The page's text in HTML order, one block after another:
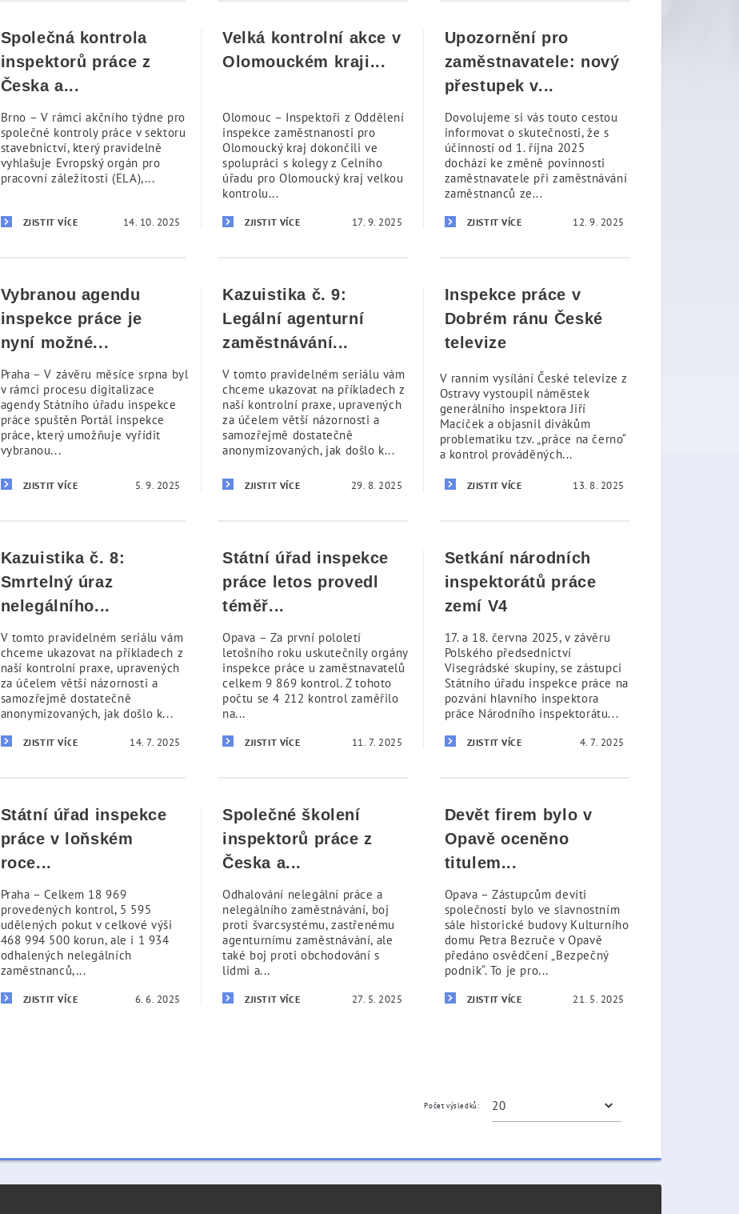
Společná kontrola
inspektorů práce z
Česka a...
Brno – V rámci akčního týdne pro
společné kontroly práce v sektoru
stavebnictví, který pravidelně
vyhlašuje Evropský orgán pro
pracovní záležitosti (ELA),...
ZJISTIT VÍCE 14. 10. 2025
Velká kontrolní akce v
Olomouckém kraji...
Olomouc – Inspektoři z Oddělení
inspekce zaměstnanosti pro
Olomoucký kraj dokončili ve
spolupráci s kolegy z Celního
úřadu pro Olomoucký kraj velkou
kontrolu...
ZJISTIT VÍCE 17. 9. 2025
Upozornění pro
zaměstnavatele: nový
přestupek v...
Dovolujeme si vás touto cestou
informovat o skutečnosti, že s
účinností od 1. října 2025
dochází ke změně povinnosti
zaměstnavatele při zaměstnávání
zaměstnanců ze...
ZJISTIT VÍCE 12. 9. 2025
Vybranou agendu
inspekce práce je
nyní možné...
Praha – V závěru měsíce srpna byl
v rámci procesu digitalizace
agendy Státního úřadu inspekce
práce spuštěn Portál inspekce
práce, který umožňuje vyřídit
vybranou...
ZJISTIT VÍCE 5. 9. 2025
Kazuistika č. 9:
Legální agenturní
zaměstnávání...
V tomto pravidelném seriálu vám
chceme ukazovat na příkladech z
naší kontrolní praxe, upravených
za účelem větší názornosti a
samozřejmě dostatečně
anonymizovaných, jak došlo k...
ZJISTIT VÍCE 29. 8. 2025
Inspekce práce v
Dobrém ránu České
televize
V ranním vysílání České televize z
Ostravy vystoupil náměstek
generálního inspektora Jiří
Macíček a objasnil divákům
problematiku tzv. „práce na černo“
a kontrol prováděných...
ZJISTIT VÍCE 13. 8. 2025
Kazuistika č. 8:
Smrtelný úraz
nelegálního...
V tomto pravidelném seriálu vám
chceme ukazovat na příkladech z
naší kontrolní praxe, upravených
za účelem větší názornosti a
samozřejmě dostatečně
anonymizovaných, jak došlo k...
ZJISTIT VÍCE 14. 7. 2025
Státní úřad inspekce
práce letos provedl
téměř...
Opava – Za první pololetí
letošního roku uskutečnily orgány
inspekce práce u zaměstnavatelů
celkem 9 869 kontrol. Z tohoto
počtu se 4 212 kontrol zaměřilo
na...
ZJISTIT VÍCE 11. 7. 2025
Setkání národních
inspektorátů práce
zemí V4
17. a 18. června 2025, v závěru
Polského předsednictví
Visegrádské skupiny, se zástupci
Státního úřadu inspekce práce na
pozvání hlavního inspektora
práce Národního inspektorátu...
ZJISTIT VÍCE 4. 7. 2025
Státní úřad inspekce
práce v loňském
roce...
Praha – Celkem 18 969
provedených kontrol, 5 595
udělených pokut v celkové výši
468 994 500 korun, ale i 1 934
odhalených nelegálních
zaměstnanců,...
ZJISTIT VÍCE 6. 6. 2025
Společné školení
inspektorů práce z
Česka a...
Odhalování nelegální práce a
nelegálního zaměstnávání, boj
proti švarcsystému, zastřenému
agenturnímu zaměstnávání, ale
také boj proti obchodování s
lidmi a...
ZJISTIT VÍCE 27. 5. 2025
Devět firem bylo v
Opavě oceněno
titulem...
Opava – Zástupcům devíti
společností bylo ve slavnostním
sále historické budovy Kulturního
domu Petra Bezruče v Opavě
předáno osvědčení „Bezpečný
podnik“. To je pro...
ZJISTIT VÍCE 21. 5. 2025
Počet výsledků: